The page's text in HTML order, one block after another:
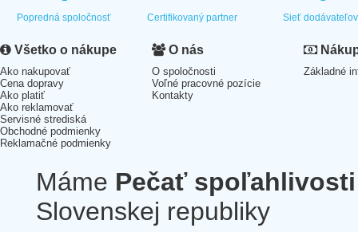
Popredná spoločnosť Certifikovaný partner Sieť dodávateľov
Všetko o nákupe
Ako nakupovať
Cena dopravy
Ako platiť
Ako reklamovať
Servisné strediská
Obchodné podmienky
Reklamačné podmienky
O nás
O spoločnosti
Voľné pracovné pozície
Kontakty
Základné
Máme Pečať spoľahlivosti
Slovenskej republiky